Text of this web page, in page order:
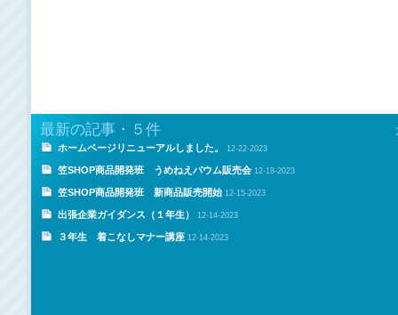
最新の記事・５件
ホームページリニューアルしました。 12-22-2023
笠SHOP商品開発班 うめねえバウム販売会 12-18-2023
笠SHOP商品開発班 新商品販売開始 12-15-2023
出張企業ガイダンス（１年生） 12-14-2023
３年生 着こなしマナー講座 12-14-2023